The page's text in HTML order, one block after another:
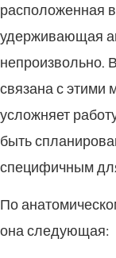
расположенная
удерживающая
непроизвольно.
связана с этими
усложняет
быть
специфичным
По
она следующая: